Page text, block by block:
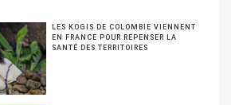
LES KOGIS DE COLOMBIE VIENNENT
EN FRANCE POUR REPENSER LA
SANTÉ DES TERRITOIRES